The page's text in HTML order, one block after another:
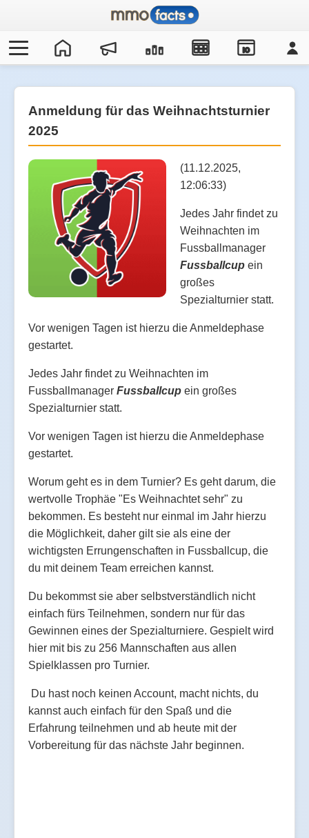
IO
Anmeldung für das Weihnachtsturnier
2025
(11.12.2025,
12:06:33)
Jedes Jahr findet zu
Weihnachten im
Fussballmanager
Fussballcup ein
großes
Spezialturnier statt.
Vor wenigen Tagen ist hierzu die Anmeldephase
gestartet.
Jedes Jahr findet zu Weihnachten im
Fussballmanager Fussballcup ein großes
Spezialturnier statt.
Vor wenigen Tagen ist hierzu die Anmeldephase
gestartet.
Worum geht es in dem Turnier? Es geht darum, die
wertvolle Trophäe "Es Weihnachtet sehr" zu
bekommen. Es besteht nur einmal im Jahr hierzu
die Möglichkeit, daher gilt sie als eine der
wichtigsten Errungenschaften in Fussballcup, die
du mit deinem Team erreichen kannst.
Du bekommst sie aber selbstverständlich nicht
einfach fürs Teilnehmen, sondern nur für das
Gewinnen eines der Spezialturniere. Gespielt wird
hier mit bis zu 256 Mannschaften aus allen
Spielklassen pro Turnier.
Du hast noch keinen Account, macht nichts, du
kannst auch einfach für den Spaß und die
Erfahrung teilnehmen und ab heute mit der
Vorbereitung für das nächste Jahr beginnen.